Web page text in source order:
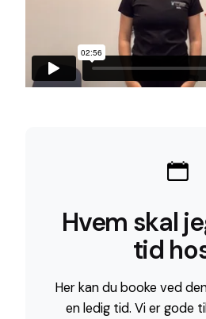
Hvem skal
tid
Her kan du booke ved
en ledig tid. Vi er gode